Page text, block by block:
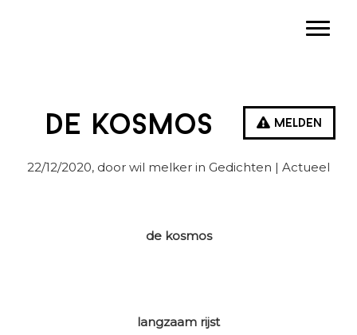
Melden
De kosmos
22/12/2020, door wil melker in Gedichten | Actueel
de kosmos
langzaam rijst